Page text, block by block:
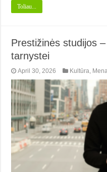
Toliau...
Prestižinės studijos
tarnystei
April 30, 2026 Kultūra,